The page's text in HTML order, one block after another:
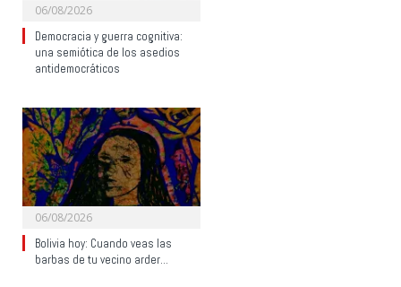
06/08/2026
Democracia y guerra cognitiva:
una semiótica de los asedios
antidemocráticos
06/08/2026
Bolivia hoy: Cuando veas las
barbas de tu vecino arder…